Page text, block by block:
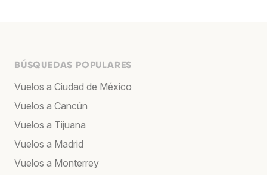
BÚSQUEDAS POPULARES
Vuelos a Ciudad de México
Vuelos a Cancún
Vuelos a Tijuana
Vuelos a Madrid
Vuelos a Monterrey